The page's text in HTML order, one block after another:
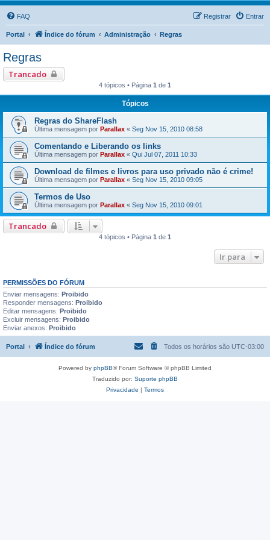
FAQ Entrar
Registrar
Portal Índice do fórum Administração Regras
Regras
Trancado
4 tópicos • Página 1 de 1
Tópicos
Regras do ShareFlash
Última mensagem por Parallax « Seg Nov 15, 2010 08:58
Comentando e Liberando os links
Última mensagem por Parallax « Qui Jul 07, 2011 10:33
Download de filmes e livros para uso privado não é crime!
Última mensagem por Parallax « Seg Nov 15, 2010 09:05
Termos de Uso
Última mensagem por Parallax « Seg Nov 15, 2010 09:01
Trancado
4 tópicos • Página 1 de 1
Ir para
PERMISSÕES DO FÓRUM
Enviar mensagens: Proibido
Responder mensagens: Proibido
Editar mensagens: Proibido
Excluir mensagens: Proibido
Enviar anexos: Proibido
Portal Índice do fórum Todos os horários são UTC-03:00
Powered by phpBB® Forum Software © phpBB Limited
Traduzido por: Suporte phpBB
Privacidade | Termos